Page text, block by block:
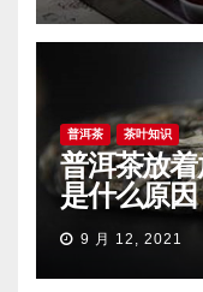
普洱茶 茶叶知识
普洱茶放
是什么原
9 月 12, 2021